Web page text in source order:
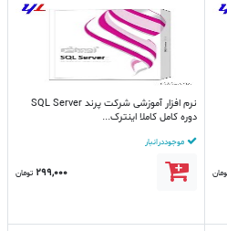
نرم افزار آموزشی شرکت پرند SQL Server
دوره کامل کاملا اینترک...
موجود در انبار
299,000 تومان